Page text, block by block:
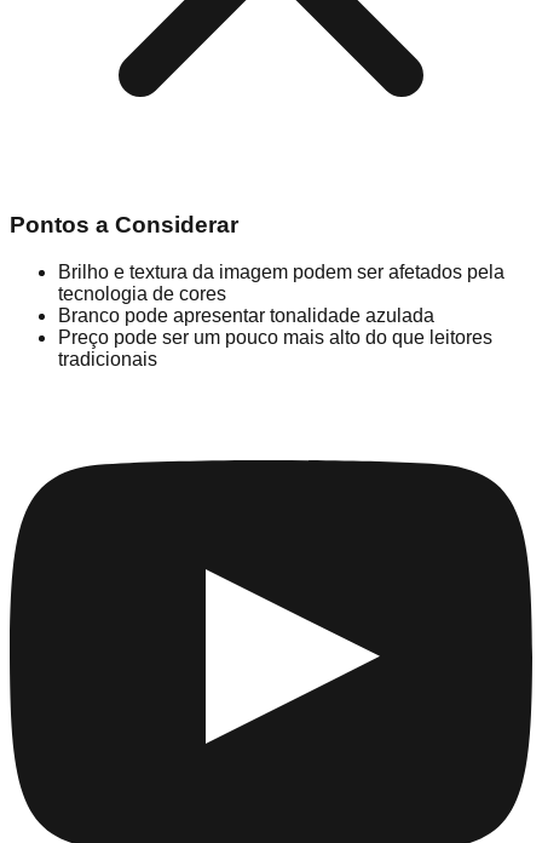
Pontos a Considerar
Brilho e textura da imagem podem ser afetados pela
tecnologia de cores
Branco pode apresentar tonalidade azulada
Preço pode ser um pouco mais alto do que leitores
tradicionais